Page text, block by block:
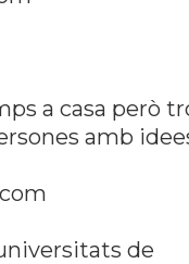
a casa però
amb
de